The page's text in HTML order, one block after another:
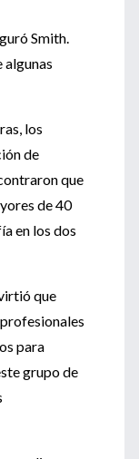
Smith.
algunas
los
de
que
de 40
en los dos
que
para
grupo de